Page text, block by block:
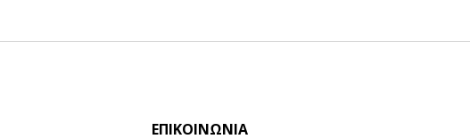
ΕΠΙΚΟΙΝΩΝΊΑ